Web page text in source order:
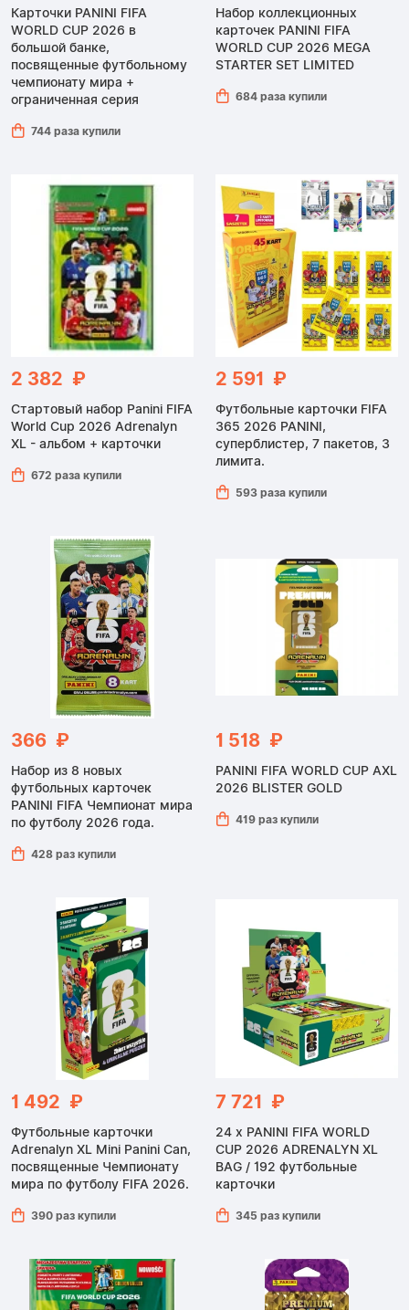
Карточки PANINI FIFA
WORLD CUP 2026 в
большой банке,
посвященные футбольному
чемпионату мира +
ограниченная серия
744 раза купили
Набор коллекционных
карточек PANINI FIFA
WORLD CUP 2026 MEGA
STARTER SET LIMITED
684 раза купили
2 382 ₽
Стартовый набор Panini FIFA
World Cup 2026 Adrenalyn
XL - альбом + карточки
672 раза купили
2 591 ₽
Футбольные карточки FIFA
365 2026 PANINI,
суперблистер, 7 пакетов, 3
лимита.
593 раза купили
366 ₽
Набор из 8 новых
футбольных карточек
PANINI FIFA Чемпионат мира
по футболу 2026 года.
428 раз купили
1 518 ₽
PANINI FIFA WORLD CUP AXL
2026 BLISTER GOLD
419 раз купили
1 492 ₽
Футбольные карточки
Adrenalyn XL Mini Panini Can,
посвященные Чемпионату
мира по футболу FIFA 2026.
390 раз купили
7 721 ₽
24 x PANINI FIFA WORLD
CUP 2026 ADRENALYN XL
BAG / 192 футбольные
карточки
345 раз купили